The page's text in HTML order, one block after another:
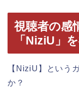
視聴者の感
「NiziU」
【NiziU】という
か？